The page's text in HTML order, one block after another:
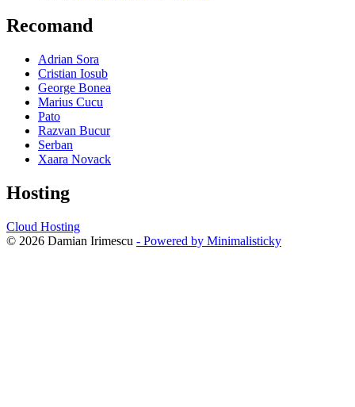
Recomand
Adrian Sora
Cristian Iosub
George Bonea
Marius Cucu
Pato
Razvan Bucur
Serban
Xaara Novack
Hosting
Cloud Hosting
© 2026 Damian Irimescu - Powered by Minimalisticky